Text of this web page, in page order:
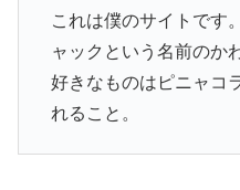
これは僕のサイトです
ャックという名前のか
好きなものはピニャコ
れること。